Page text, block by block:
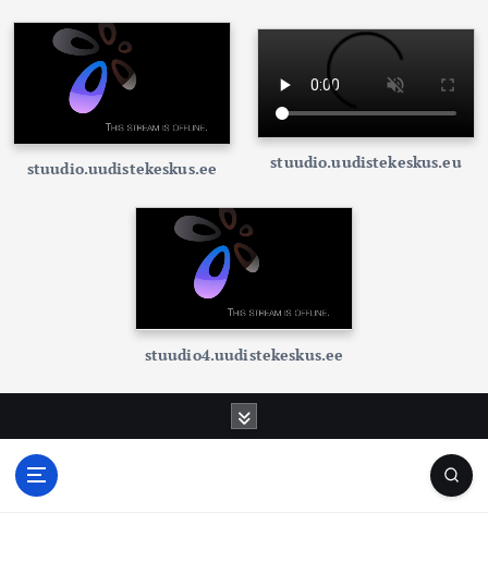
stuudio.uudistekeskus.ee stuudio.uudistekeskus.eu
stuudio4.uudistekeskus.ee